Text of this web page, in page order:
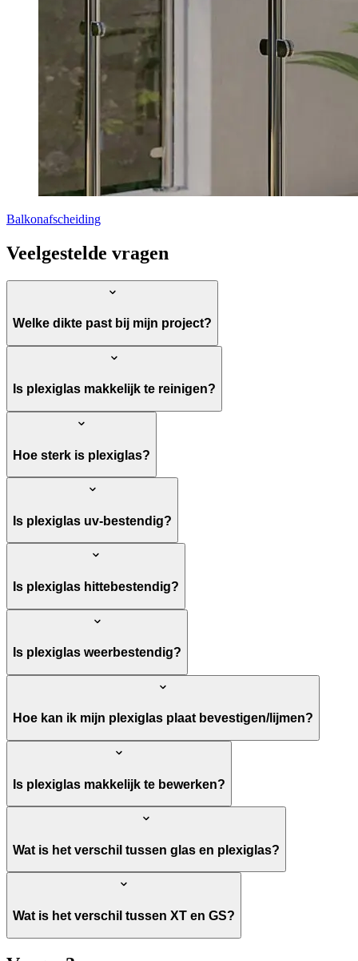
Balkonafscheiding
Veelgestelde vragen
Welke dikte past bij mijn project?
Is plexiglas makkelijk te reinigen?
Hoe sterk is plexiglas?
Is plexiglas uv-bestendig?
Is plexiglas hittebestendig?
Is plexiglas weerbestendig?
Hoe kan ik mijn plexiglas plaat bevestigen/lijmen?
Is plexiglas makkelijk te bewerken?
Wat is het verschil tussen glas en plexiglas?
Wat is het verschil tussen XT en GS?